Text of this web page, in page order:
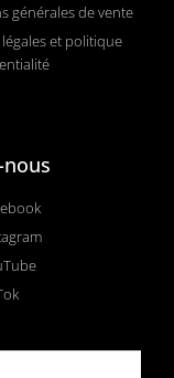
générales de vente
et politique
nous